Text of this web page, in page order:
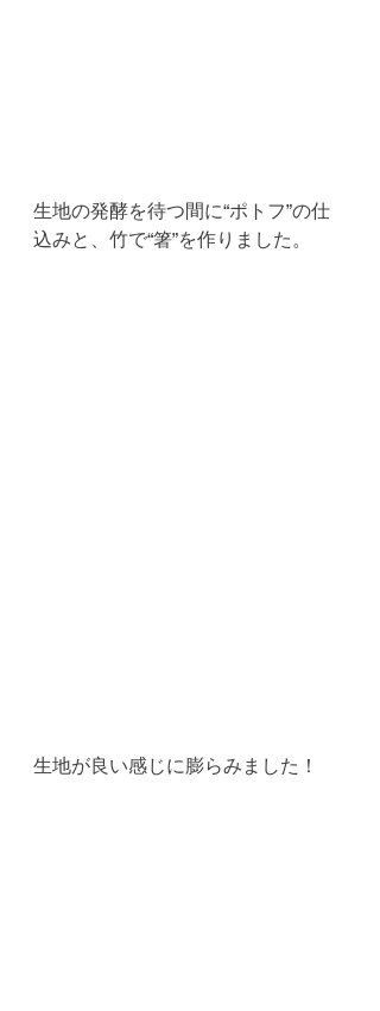
生地の発酵を待つ間に“ポトフ”の仕
込みと、竹で“箸”を作りました。
生地が良い感じに膨らみました！